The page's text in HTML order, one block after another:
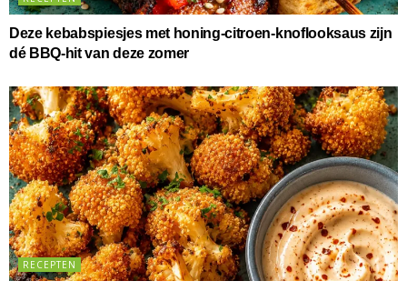
Deze kebabspiesjes met honing-citroen-knoflooksaus zijn
dé BBQ-hit van deze zomer
RECEPTEN